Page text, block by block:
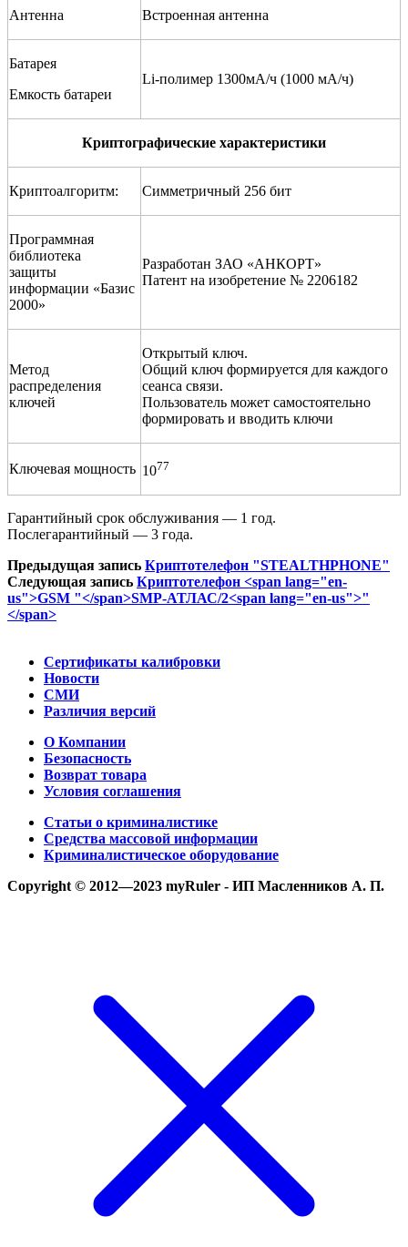
Антенна Встроенная антенна
Батарея
Емкость батареи
Li-полимер 1300мА/ч (1000 мА/ч)
Криптографические характеристики
Криптоалгоритм: Симметричный 256 бит
Программная
библиотека
защиты
информации «Базис
2000»
Разработан ЗАО «АНКОРТ»
Патент на изобретение № 2206182
Метод
распределения
ключей
Открытый ключ.
Общий ключ формируется для каждого
сеанса связи.
Пользователь может самостоятельно
формировать и вводить ключи
Ключевая мощность 1077
Гарантийный срок обслуживания — 1 год.
Послегарантийный — 3 года.
Предыдущая запись Криптотелефон "STEALTHPHONE"
Следующая запись Криптотелефон <span lang="en-
us">GSM "</span>SMP-АТЛАС/2<span lang="en-us">"
</span>
Сертификаты калибровки
Новости
СМИ
Различия версий
О Компании
Безопасность
Возврат товара
Условия соглашения
Статьи о криминалистике
Средства массовой информации
Криминалистическое оборудование
Copyright © 2012—2023 myRuler - ИП Масленников А. П.